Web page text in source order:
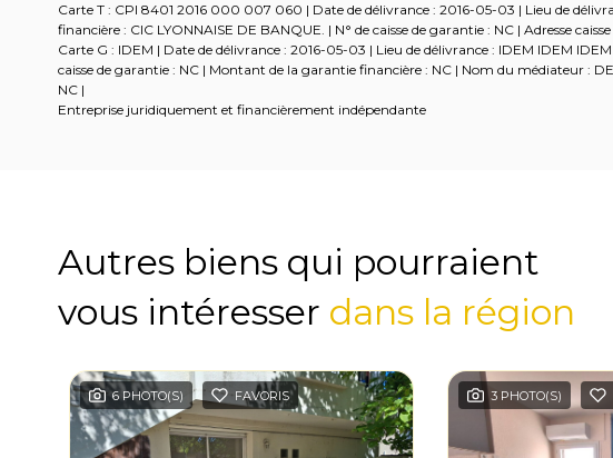
Carte T : CPI 8401 2016 000 007 060 | Date de délivrance : 2016-05-03 | Lieu de
financière : CIC LYONNAISE DE BANQUE. | N° de caisse de garantie : NC | Adresse
Carte G : IDEM | Date de délivrance : 2016-05-03 | Lieu de délivrance : IDEM IDEM
caisse de garantie : NC | Montant de la garantie financière : NC | Nom du médiateur :
NC |
Entreprise juridiquement et financièrement indépendante
Autres biens qui pourraient
vous intéresser dans la région
6 PHOTO(S) FAVORIS 3 PHOTO(S)